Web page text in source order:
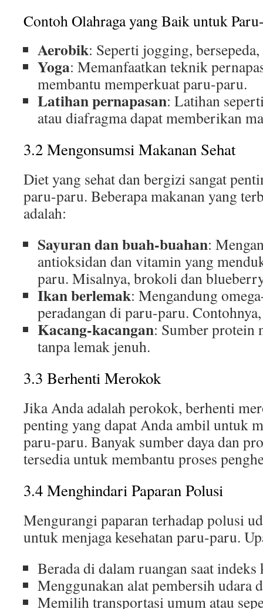
Contoh Olahraga yang Baik untuk
Aerobik: Seperti jogging,
Yoga: Memanfaatkan teknik
membantu memperkuat paru-paru.
Latihan pernapasan: Latihan
atau diafragma dapat memberikan
3.2 Mengonsumsi Makanan Sehat
Diet yang sehat dan bergizi sangat
paru-paru. Beberapa makanan yang
adalah:
Sayuran dan buah-buahan:
antioksidan dan vitamin yang
paru. Misalnya, brokoli dan
Ikan berlemak: Mengandung
peradangan di paru-paru.
Kacang-kacangan: Sumber protein
tanpa lemak jenuh.
3.3 Berhenti Merokok
Jika Anda adalah perokok, berhenti
penting yang dapat Anda ambil untuk
paru-paru. Banyak sumber daya dan
tersedia untuk membantu proses
3.4 Menghindari Paparan Polusi
Mengurangi paparan terhadap polusi
untuk menjaga kesehatan paru-paru.
Berada di dalam ruangan saat
Menggunakan alat pembersih udara
Memilih transportasi umum atau